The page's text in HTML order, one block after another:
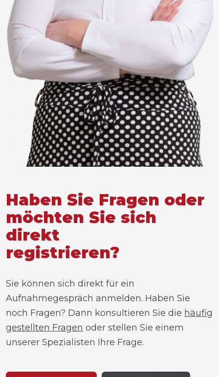
Haben Sie Fragen oder
möchten Sie sich
direkt
registrieren?
Sie können sich direkt für ein
Aufnahmegespräch anmelden. Haben Sie
noch Fragen? Dann konsultieren Sie die häufig
gestellten Fragen oder stellen Sie einem
unserer Spezialisten Ihre Frage.